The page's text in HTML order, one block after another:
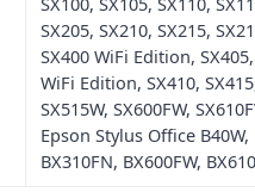
SX205, SX210, SX215,
SX400 WiFi Edition,
WiFi Edition, SX410,
SX515W, SX600FW,
Epson Stylus Office B40W,
BX310FN, BX600FW,